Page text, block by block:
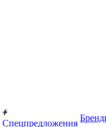
Спецпредложения